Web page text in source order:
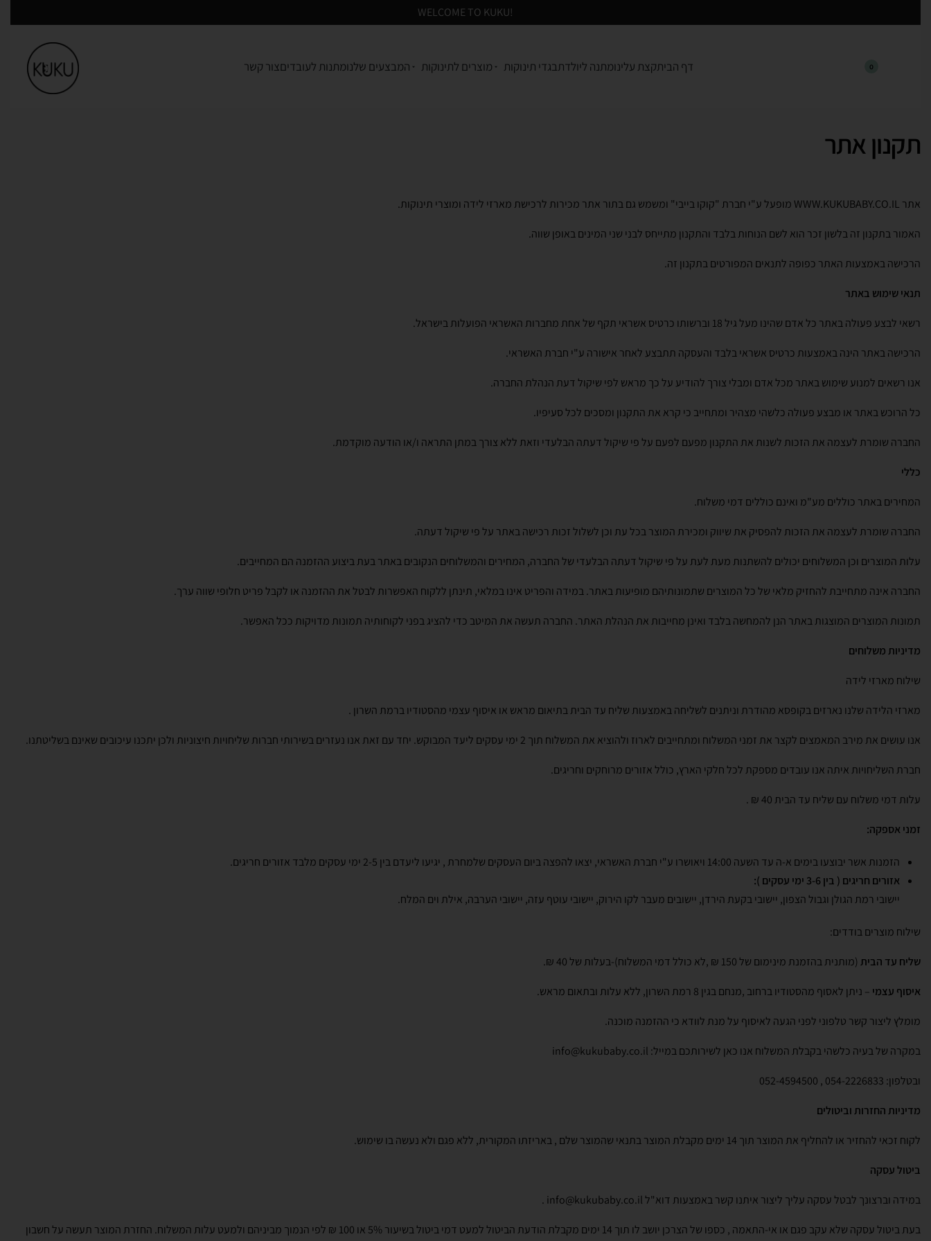
!WELCOME TO KUKU
0 דף הביתקצת עלינומתנה ליולדתבגדי תינוקות מוצרים לתינוקות המבצעים שלנומתנות לעובדיםצור קשר
תקנון אתר
אתר מופעל ע"י חברת "קוקו בייבי" ומשמש גם בתור אתר מכירות לרכישת מארזי לידה ומוצרי תינוקות.
האמור בתקנון זה בלשון זכר הוא לשם הנוחות בלבד והתקנון מתייחס לבני שני המינים באופן שווה.
הרכישה באמצעות האתר כפופה לתנאים המפורטים בתקנון זה.
תנאי שימוש באתר
רשאי לבצע פעולה באתר כל אדם שהינו מעל גיל 18 וברשותו כרטיס אשראי תקף של אחת מחברות האשראי הפועלות בישראל.
הרכישה באתר הינה באמצעות כרטיס אשראי בלבד והעסקה תתבצע לאחר אישורה ע"י חברת האשראי.
אנו רשאים למנוע שימוש באתר מכל אדם ומבלי צורך להודיע על כך מראש לפי שיקול דעת הנהלת החברה.
כל הרוכש באתר או מבצע פעולה כלשהי מצהיר ומתחייב כי קרא את התקנון ומסכים לכל סעיפיו.
החברה שומרת לעצמה את הזכות לשנות את התקנון מפעם לפעם על פי שיקול דעתה הבלעדי וזאת ללא צורך במתן התראה ו/או הודעה מוקדמת.
כללי
המחירים באתר כוללים מע"מ ואינם כוללים דמי משלוח.
החברה שומרת לעצמה את הזכות להפסיק את שיווק ומכירת המוצר בכל עת וכן לשלול זכות רכישה באתר על פי שיקול דעתה.
עלות המוצרים וכן המשלוחים יכולים להשתנות מעת לעת על פי שיקול דעתה הבלעדי של החברה, המחירים והמשלוחים הנקובים באתר בעת ביצוע ההזמנה הם המחייבים.
החברה אינה מתחייבת להחזיק מלאי של כל המוצרים שתמונותיהם מופיעות באתר. במידה והפריט אינו במלאי, תינתן ללקוח האפשרות לבטל את ההזמנה או לקבל פריט חלופי שווה ערך.
תמונות המוצרים המוצגות באתר הנן להמחשה בלבד ואינן מחייבות את הנהלת האתר. החברה תעשה את המיטב כדי להציג בפני לקוחותיה תמונות מדויקות ככל האפשר.
מדיניות משלוחים
שילוח מארזי לידה
מארזי הלידה שלנו נארזים בקופסא מהודרת וניתנים לשליחה באמצעות שליח עד הבית בתיאום מראש או איסוף עצמי מהסטודיו ברמת השרון .
אנו עושים את מירב המאמצים לקצר את זמני המשלוח ומתחייבים לארוז ולהוציא את המשלוח תוך 2 ימי עסקים ליעד המבוקש. יחד עם זאת אנו נעזרים בשירותי חברות שליחויות חיצוניות ולכן יתכנו עיכובים שאינם בשליטתנו.
חברת השליחויות איתה אנו עובדים מספקת לכל חלקי הארץ, כולל אזורים מרוחקים וחריגים.
עלות דמי משלוח עם שליח עד הבית 40 ₪ .
זמני אספקה:
הזמנות אשר יבוצעו בימים א-ה עד השעה 14:00 ויאושרו ע"י חברת האשראי, יצאו להפצה ביום העסקים שלמחרת , יגיעו ליעדם בין 2-5 ימי עסקים מלבד אזורים חריגים.
אזורים חריגים ( בין 3-6 ימי עסקים ):
יישובי רמת הגולן וגבול הצפון, יישובי בקעת הירדן, יישובים מעבר לקו הירוק, יישובי עוטף עזה, יישובי הערבה, אילת וים המלח.
שילוח מוצרים בודדים:
שליח עד הבית (מותנית בהזמנת מינימום של 150 ₪ ,לא כולל דמי המשלוח)-בעלות של 40 ₪.
איסוף עצמי – ניתן לאסוף מהסטודיו ברחוב ,מנחם בגין 8 רמת השרון, ללא עלות ובתאום מראש.
מומלץ ליצור קשר טלפוני לפני הגעה לאיסוף על מנת לוודא כי ההזמנה מוכנה.
במקרה של בעיה כלשהי בקבלת המשלוח אנו כאן לשירותכם במייל: info@kukubaby.co.il
ובטלפון: 054-2226833 , 052-4594500
מדיניות החזרות וביטולים
לקוח זכאי להחזיר או להחליף את המוצר תוך 14 ימים מקבלת המוצר בתנאי שהמוצר שלם , באריזתו המקורית, ללא פגם ולא נעשה בו שימוש.
ביטול עסקה
במידה וברצונך לבטל עסקה עליך ליצור איתנו קשר באמצעות דוא"ל info@kukubaby.co.il .
בעת ביטול עסקה שלא עקב פגם או אי-התאמה , כספו של הצרכן יושב לו תוך 14 ימים מקבלת הודעת הביטול למעט דמי ביטול בשיעור 5% או 100 ₪ לפי הנמוך מביניהם ולמעט עלות המשלוח. החזרת המוצר תעשה על חשבון